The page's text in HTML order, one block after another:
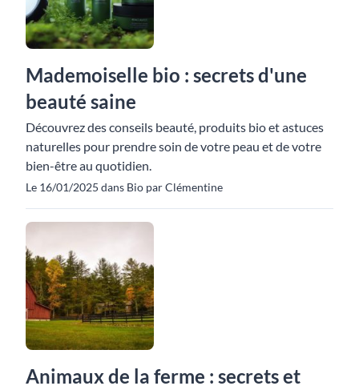
Mademoiselle bio : secrets d'une
beauté saine
Découvrez des conseils beauté, produits bio et astuces
naturelles pour prendre soin de votre peau et de votre
bien-être au quotidien.
Le 16/01/2025 dans Bio par Clémentine
Animaux de la ferme : secrets et